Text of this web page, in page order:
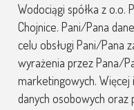
Wodociągi spółka z o.o.
Chojnice. Pani/Pana
celu obsługi Pani/Pana
wyrażenia przez Pana/
marketingowych.
danych osobowych oraz